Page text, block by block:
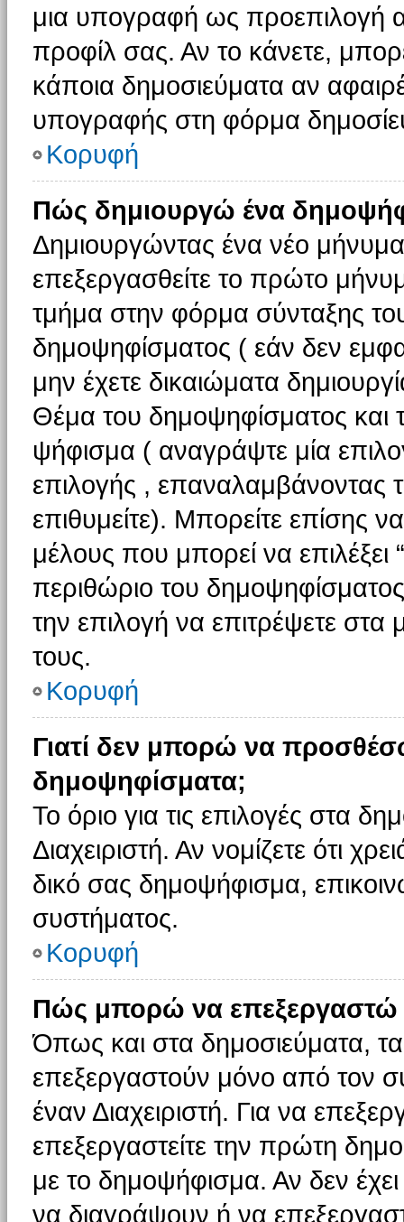
μια υπογραφή ως προεπιλογή
προφίλ σας. Αν το κάνετε,
κάποια δημοσιεύματα αν
υπογραφής στη φόρμα
Κορυφή
Πώς δημιουργώ ένα
Δημιουργώντας ένα νέο
επεξεργασθείτε το πρώτο
τμήμα στην φόρμα σύνταξης
δημοψηφίσματος ( εάν δεν
μην έχετε δικαιώματα
Θέμα του δημοψηφίσματος και
ψήφισμα ( αναγράψτε μία
επιλογής , επαναλαμβάνοντας
επιθυμείτε). Μπορείτε επίσης
μέλους που μπορεί να επιλέξει
περιθώριο του
την επιλογή να επιτρέψετε στα
τους.
Κορυφή
Γιατί δεν μπορώ να
δημοψηφίσματα;
Το όριο για τις επιλογές στα
Διαχειριστή. Αν νομίζετε ότι
δικό σας δημοψήφισμα,
συστήματος.
Κορυφή
Πώς μπορώ να
Όπως και στα δημοσιεύματα,
επεξεργαστούν μόνο από τον
έναν Διαχειριστή. Για να
επεξεργαστείτε την πρώτη
με το δημοψήφισμα. Αν δεν
να διαγράψουν ή να